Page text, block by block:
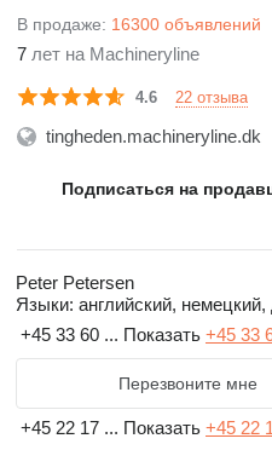
В продаже: 16300 объявлений
7 лет на Machineryline
4.6 22 отзыва
tingheden.machineryline.dk
Подписаться на
Peter Petersen
Языки: английский, немецкий,
+45 33 60 ... Показать +45 33
Перезвоните мне
+45 22 17 ... Показать +45 22